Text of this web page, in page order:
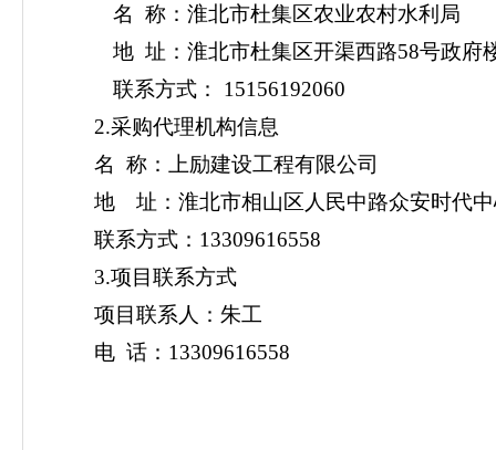
名
称：淮北市杜集区农业农村水利局
地 址：淮北市杜集区开渠西路58号政府
联系方式：
15156192060
2.采购代理机构信息
名
称：上励建设工程有限公司
地 址：淮北市相山区人民中路众安时代
联系方式： 13309616558
3.项目联系方式
项目联系人： 朱工
电 话： 13309616558